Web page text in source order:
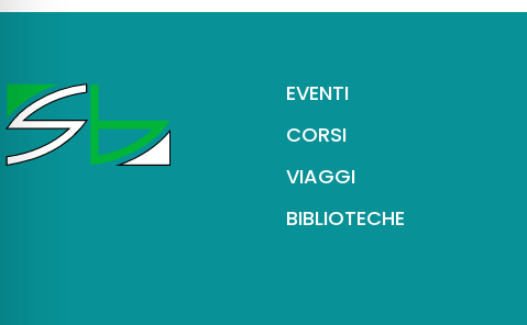
EVENTI
CORSI
VIAGGI
BIBLIOTECHE